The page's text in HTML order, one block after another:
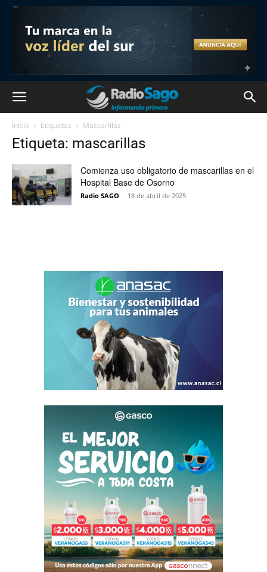
Inicio Etiquetas Mascarillas
Etiqueta: mascarillas
Comienza uso obligatorio de mascarillas en el
Hospital Base de Osorno
Radio SAGO - 18 de abril de 2025